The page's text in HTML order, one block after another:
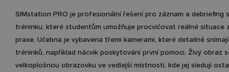
SIMstation PRO je profesionální řešení pro záznam a debriefing
tréninku, které studentům umožňuje procvičovat reálné situace
praxe. Učebna je vybavena třemi kamerami, které detailně
tréninků, například nácvik poskytování první pomoci. Živý obraz
velkoplošnou obrazovku ve vedlejší místnosti, kde jej sledují